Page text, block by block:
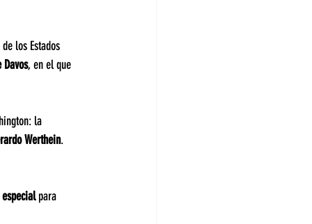
los Estados
, en el que
la
Werthein.
para